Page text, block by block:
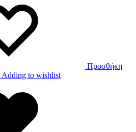
Προσθήκη
Adding to wishlist